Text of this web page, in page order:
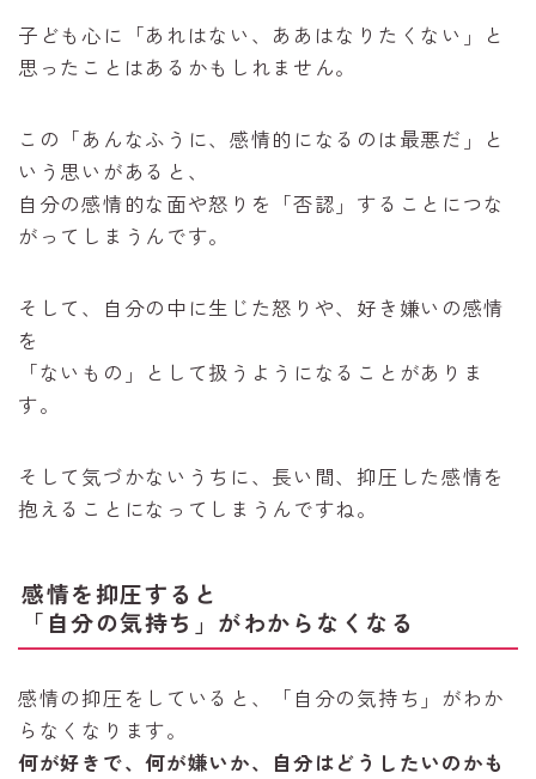
子ども心に「あれはない、ああはなりたくない」と
思ったことはあるかもしれません。
この「あんなふうに、感情的になるのは最悪だ」と
いう思いがあると、
自分の感情的な面や怒りを「否認」することにつな
がってしまうんです。
そして、自分の中に生じた怒りや、好き嫌いの感情
を
「ないもの」として扱うようになることがありま
す。
そして気づかないうちに、長い間、抑圧した感情を
抱えることになってしまうんですね。
感情を抑圧すると
「自分の気持ち」がわからなくなる
感情の抑圧をしていると、「自分の気持ち」がわか
らなくなります。
何が好きで、何が嫌いか、自分はどうしたいのかも